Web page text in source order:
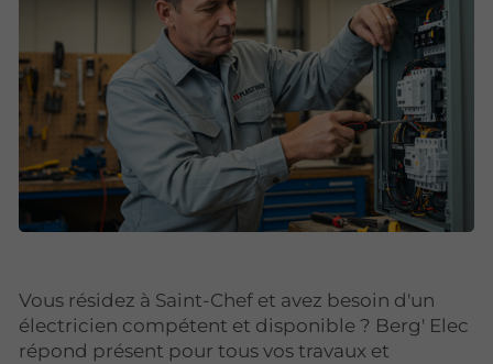
Vous résidez à Saint-Chef et avez besoin d'un
électricien compétent et disponible ? Berg' Elec
répond présent pour tous vos travaux et